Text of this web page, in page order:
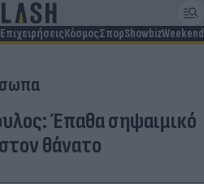
ΕπιχειρήσειςΚόσμοςΣπορShowbizWeekend
Έπαθα σηψαιμικό
θάνατο